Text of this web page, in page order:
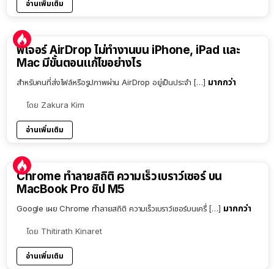
อ่านเพิ่มเติม
ฟีเจอร์ AirDrop ไม่ทำงานบน iPhone, iPad และ
Mac มีขั้นตอนแก้ไขอย่างไร
สำหรับคนที่ส่งไฟล์หรือรูปภาพผ่าน AirDrop อยู่เป็นประจำ […] มากกว่า
โดย Zakura Kim
อ่านเพิ่มเติม
Chrome ทำลายสถิติ ความเร็วเบราว์เซอร์ บน
MacBook Pro ชิป M5
Google เผย Chrome ทำลายสถิติ ความเร็วเบราว์เซอร์บนเครื่ […] มากกว่า
โดย Thitirath Kinaret
อ่านเพิ่มเติม